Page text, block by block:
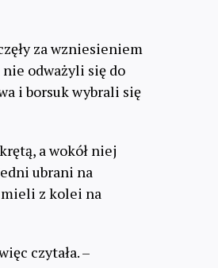
za wzniesieniem
nie odważyli się do
i borsuk wybrali się
a wokół niej
ubrani na
z kolei na
czytała. –